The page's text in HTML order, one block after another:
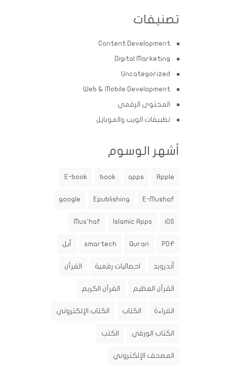
تصنيفات
Content Development
Digital Marketing
Uncategorized
Web & Mobile Development
المحتوى الرقمي
تطبيقات الويب والموبايل
أشهر الوسوم
Apple
apps
book
E-book
E-Mushaf
Epublishing
google
iOS
Islamic Apps
Mus'haf
PDF
Quran
smartech أبل
أندرويد احصائيات رقمية القرآن
القرآن العظيم القرآن الكريم
القراءة الكتاب الكتاب الإلكتروني
الكتاب الورقي الكتب
المصحف الإلكتروني